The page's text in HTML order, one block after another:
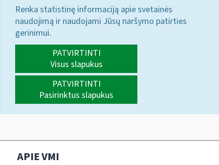
Renka statistinę informaciją apie svetainės
naudojimą ir naudojami Jūsų naršymo patirties
gerinimui.
PATVIRTINTI
Visus slapukus
PATVIRTINTI
Pasirinktus slapukus
APIE VMI